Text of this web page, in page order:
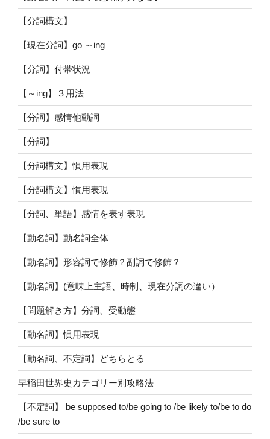
【分詞構文】
【現在分詞】go ～ing
【分詞】付帯状況
【～ing】３用法
【分詞】感情他動詞
【分詞】
【分詞構文】慣用表現
【分詞構文】慣用表現
【分詞、単語】感情を表す表現
【動名詞】動名詞全体
【動名詞】形容詞で修飾？副詞で修飾？
【動名詞】(意味上主語、時制、現在分詞の違い）
【問題解き方】分詞、受動態
【動名詞】慣用表現
【動名詞、不定詞】どちらとる
早稲田世界史カテゴリー別攻略法
【不定詞】 be supposed to/be going to /be likely to/be to do
/be sure to –